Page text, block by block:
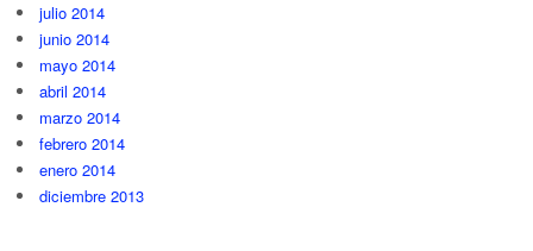
julio 2014
junio 2014
mayo 2014
abril 2014
marzo 2014
febrero 2014
enero 2014
diciembre 2013